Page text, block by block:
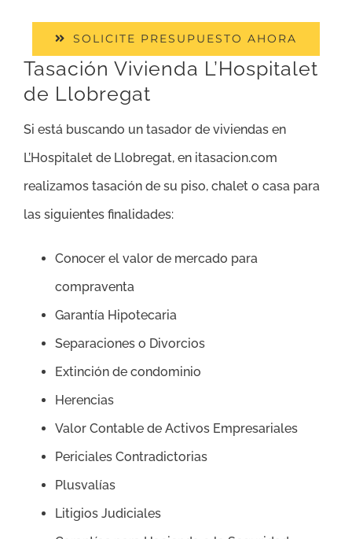
SOLICITE PRESUPUESTO AHORA
Tasación Vivienda L’Hospitalet
de Llobregat
Si está buscando un tasador de viviendas en
L’Hospitalet de Llobregat, en itasacion.com
realizamos tasación de su piso, chalet o casa para
las siguientes finalidades:
Conocer el valor de mercado para
compraventa
Garantía Hipotecaria
Separaciones o Divorcios
Extinción de condominio
Herencias
Valor Contable de Activos Empresariales
Periciales Contradictorias
Plusvalías
Litigios Judiciales